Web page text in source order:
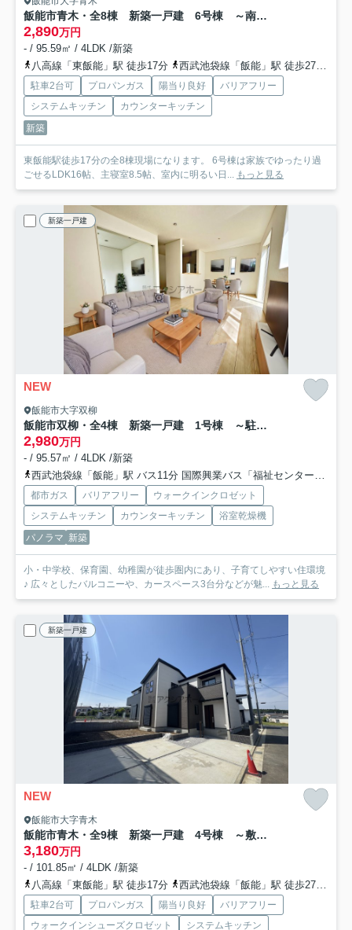
飯能市青木・全8棟 新築一戸建 6号棟 ～南西角地～
2,890万円
- / 95.59㎡ / 4LDK /新築
八高線「東飯能」駅 徒歩17分
西武池袋線「飯能」駅 徒歩27分
駐車2台可 プロパンガス 陽当り良好
バリアフリー
システムキッチン
カウンターキッチン
新築
東飯能駅徒歩17分の全8棟現場になります。 6号棟は家族でゆったり過
ごせるLDK16帖、主寝室8.5帖、室内に明るい日...
もっと見る
新築一戸建
NEW
飯能市大字双柳
飯能市双柳・全4棟 新築一戸建 1号棟 ～駐車並列3台分～
2,980万円
- / 95.57㎡ / 4LDK /新築
西武池袋線「飯能」駅 バス11分 国際興業バス「福祉センター（飯能市）」 停歩6分
都市ガス バリアフリー
ウォークインクロゼット
システムキッチン
カウンターキッチン
浴室乾燥機
パノラマ 新築
小・中学校、保育園、幼稚園が徒歩圏内にあり、子育てしやすい住環境
♪ 広々としたバルコニーや、カースペース3台分などが魅...
もっと見る
新築一戸建
NEW
飯能市大字青木
飯能市青木・全9棟 新築一戸建 4号棟 ～敷地50坪～
3,180万円
- / 101.85㎡ / 4LDK /新築
八高線「東飯能」駅 徒歩17分
西武池袋線「飯能」駅 徒歩27分
駐車2台可 プロパンガス 陽当り良好
バリアフリー
ウォークインシューズクロゼット
システムキッチン